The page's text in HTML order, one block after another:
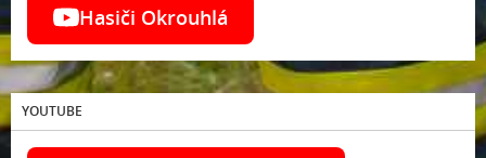
Hasiči Okrouhlá
YOUTUBE